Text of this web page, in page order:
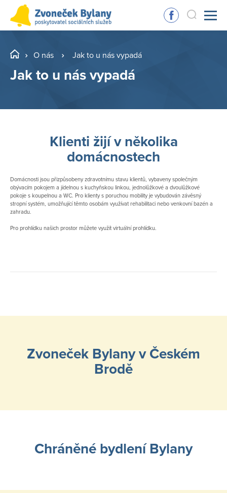
O nás Jak to u nás vypadá
Jak to u nás vypadá
Klienti žijí v několika
domácnostech
Domácnosti jsou přizpůsobeny zdravotnímu stavu klientů, vybaveny společným
obývacím pokojem a jídelnou s kuchyňskou linkou, jednolůžkové a dvoulůžkové
pokoje s koupelnou a WC. Pro klienty s poruchou mobility je vybudován závěsný
stropní systém, umožňující těmto osobám využívat rehabilitaci nebo venkovní bazén a
zahradu.
Pro prohlídku našich prostor můžete využít virtuální prohlídku.
Zvoneček Bylany v Českém
Brodě
Chráněné bydlení Bylany